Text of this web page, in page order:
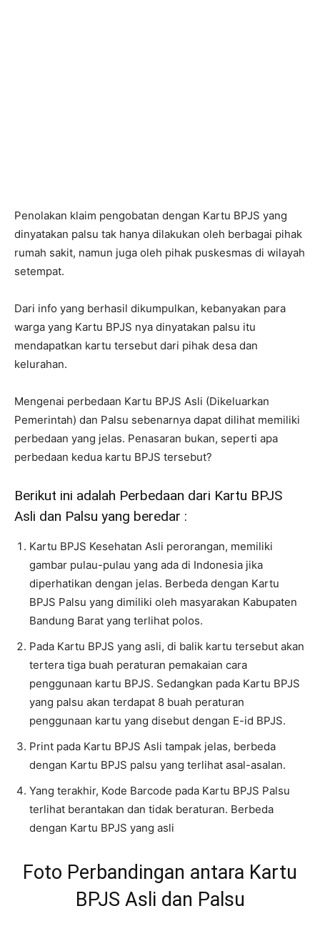
Penolakan klaim pengobatan dengan Kartu BPJS yang
dinyatakan palsu tak hanya dilakukan oleh berbagai pihak
rumah sakit, namun juga oleh pihak puskesmas di wilayah
setempat.
Dari info yang berhasil dikumpulkan, kebanyakan para
warga yang Kartu BPJS nya dinyatakan palsu itu
mendapatkan kartu tersebut dari pihak desa dan
kelurahan.
Mengenai perbedaan Kartu BPJS Asli (Dikeluarkan
Pemerintah) dan Palsu sebenarnya dapat dilihat memiliki
perbedaan yang jelas. Penasaran bukan, seperti apa
perbedaan kedua kartu BPJS tersebut?
Berikut ini adalah Perbedaan dari Kartu BPJS
Asli dan Palsu yang beredar :
Kartu BPJS Kesehatan Asli perorangan, memiliki
gambar pulau-pulau yang ada di Indonesia jika
diperhatikan dengan jelas. Berbeda dengan Kartu
BPJS Palsu yang dimiliki oleh masyarakan Kabupaten
Bandung Barat yang terlihat polos.
Pada Kartu BPJS yang asli, di balik kartu tersebut akan
tertera tiga buah peraturan pemakaian cara
penggunaan kartu BPJS. Sedangkan pada Kartu BPJS
yang palsu akan terdapat 8 buah peraturan
penggunaan kartu yang disebut dengan E-id BPJS.
Print pada Kartu BPJS Asli tampak jelas, berbeda
dengan Kartu BPJS palsu yang terlihat asal-asalan.
Yang terakhir, Kode Barcode pada Kartu BPJS Palsu
terlihat berantakan dan tidak beraturan. Berbeda
dengan Kartu BPJS yang asli
Foto Perbandingan antara Kartu
BPJS Asli dan Palsu